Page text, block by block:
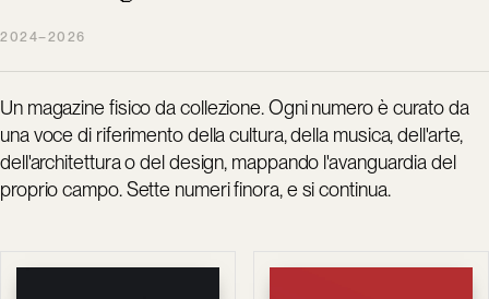
2024–2026
Un magazine fisico da collezione. Ogni numero è curato da
una voce di riferimento della cultura, della musica, dell'arte,
dell'architettura o del design, mappando l'avanguardia del
proprio campo. Sette numeri finora, e si continua.